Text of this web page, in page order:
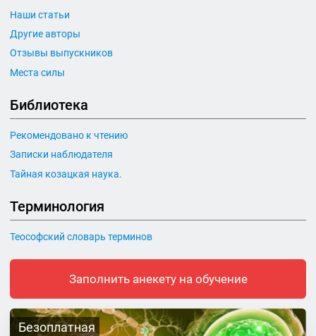
Наши статьи
Другие авторы
Отзывы выпускников
Места силы
Библиотека
Рекомендовано к чтению
Записки наблюдателя
Тайная козацкая наука.
Терминология
Теософский словарь терминов
Заполнить анекету на обучение
Безоплатная